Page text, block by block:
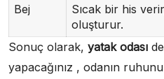
Bej
Sıcak bir his
oluşturur.
Sonuç olarak, yatak odası
yapacağınız , odanın